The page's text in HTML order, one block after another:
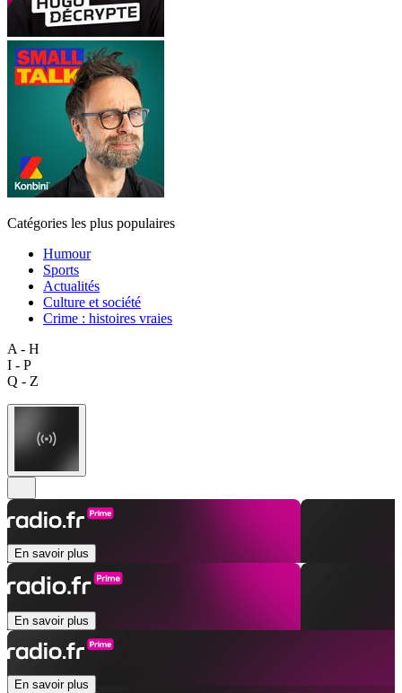
Catégories les plus populaires
Humour
Sports
Actualités
Culture et société
Crime : histoires vraies
A - H
I - P
Q - Z
En savoir plus
En savoir plus
En savoir plus